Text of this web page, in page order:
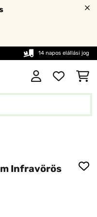
14 napos elállási jog
Infravörös